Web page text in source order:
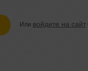
Или войдите на сайт